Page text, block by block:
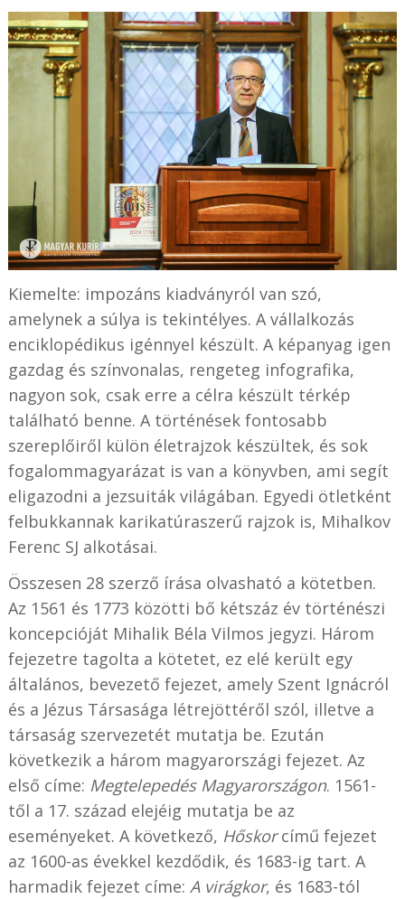
Kiemelte: impozáns kiadványról van szó,
amelynek a súlya is tekintélyes. A vállalkozás
enciklopédikus igénnyel készült. A képanyag igen
gazdag és színvonalas, rengeteg infografika,
nagyon sok, csak erre a célra készült térkép
található benne. A történések fontosabb
szereplőiről külön életrajzok készültek, és sok
fogalommagyarázat is van a könyvben, ami segít
eligazodni a jezsuiták világában. Egyedi ötletként
felbukkannak karikatúraszerű rajzok is, Mihalkov
Ferenc SJ alkotásai.
Összesen 28 szerző írása olvasható a kötetben.
Az 1561 és 1773 közötti bő kétszáz év történészi
koncepcióját Mihalik Béla Vilmos jegyzi. Három
fejezetre tagolta a kötetet, ez elé került egy
általános, bevezető fejezet, amely Szent Ignácról
és a Jézus Társasága létrejöttéről szól, illetve a
társaság szervezetét mutatja be. Ezután
következik a három magyarországi fejezet. Az
első címe: Megtelepedés Magyarországon. 1561-
től a 17. század elejéig mutatja be az
eseményeket. A következő, Hőskorcímű fejezet
az 1600-as évekkel kezdődik, és 1683-ig tart. A
harmadik fejezet címe: A virágkor, és 1683-tól